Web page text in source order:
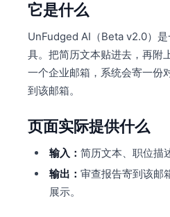
它是什么
UnFudged AI（Beta v2.0）
具。把简历文本贴进去，再附
一个企业邮箱，系统会寄一份
到该邮箱。
页面实际提供什么
输入： 简历文本、职位描
输出： 审查报告寄到该邮
展示。